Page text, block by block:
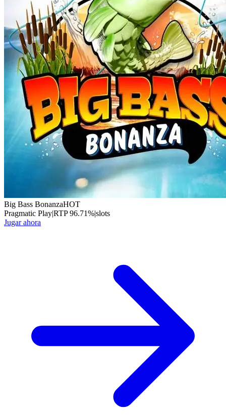
Big Bass BonanzaHOT
Pragmatic Play|RTP96.71%|slots
Jugar ahora